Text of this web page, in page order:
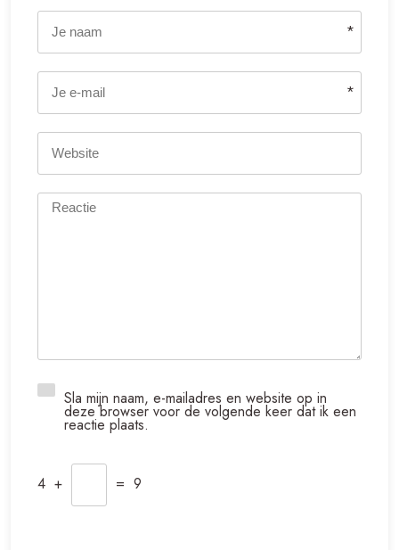
*
*
Sla mijn naam, e-mailadres en website op in
deze browser voor de volgende keer dat ik een
reactie plaats.
4 + = 9